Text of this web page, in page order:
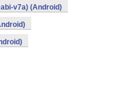
v7a) (Android)